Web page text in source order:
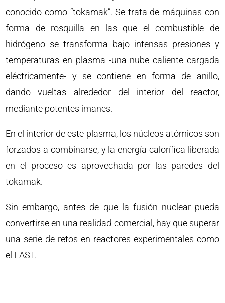
conocido como “tokamak”. Se trata de máquinas con
forma de rosquilla en las que el combustible de
hidrógeno se transforma bajo intensas presiones y
temperaturas en plasma -una nube caliente cargada
eléctricamente- y se contiene en forma de anillo,
dando vueltas alrededor del interior del reactor,
mediante potentes imanes.
En el interior de este plasma, los núcleos atómicos son
forzados a combinarse, y la energía calorífica liberada
en el proceso es aprovechada por las paredes del
tokamak.
Sin embargo, antes de que la fusión nuclear pueda
convertirse en una realidad comercial, hay que superar
una serie de retos en reactores experimentales como
el EAST.